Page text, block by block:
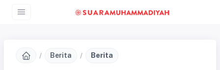
Berita Berita